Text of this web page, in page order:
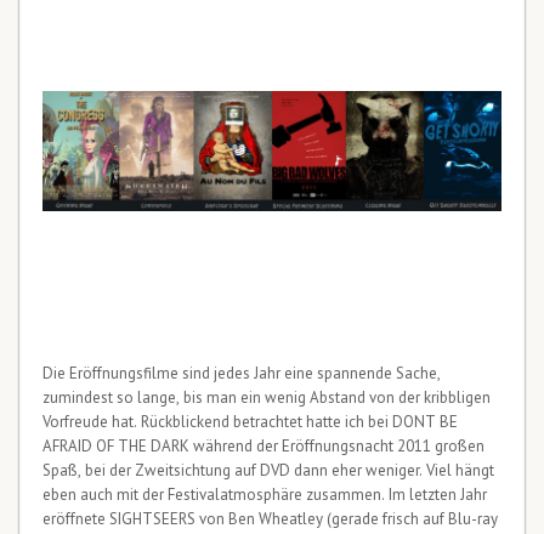
Die Eröffnungsfilme sind jedes Jahr eine spannende Sache,
zumindest so lange, bis man ein wenig Abstand von der kribbligen
Vorfreude hat. Rückblickend betrachtet hatte ich bei DONT BE
AFRAID OF THE DARK während der Eröffnungsnacht 2011 großen
Spaß, bei der Zweitsichtung auf DVD dann eher weniger. Viel hängt
eben auch mit der Festivalatmosphäre zusammen. Im letzten Jahr
eröffnete SIGHTSEERS von Ben Wheatley (gerade frisch auf Blu-ray